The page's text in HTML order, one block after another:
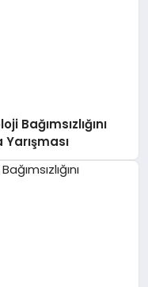
Bağımsızlığını